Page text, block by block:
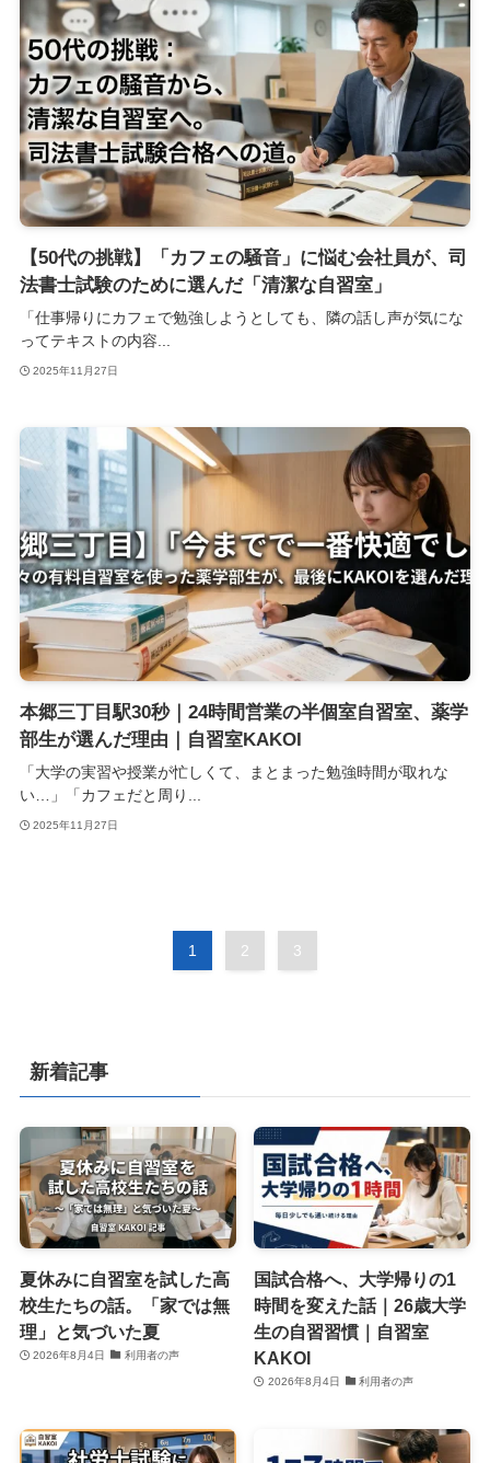
【50代の挑戦】「カフェの騒音」に悩む会社員が、司
法書士試験のために選んだ「清潔な自習室」
「仕事帰りにカフェで勉強しようとしても、隣の話し声が気にな
ってテキストの内容...
2025年11月27日
本郷三丁目駅30秒｜24時間営業の半個室自習室、薬学
部生が選んだ理由｜自習室KAKOI
「大学の実習や授業が忙しくて、まとまった勉強時間が取れな
い…」「カフェだと周り...
2025年11月27日
1 2 3
新着記事
夏休みに自習室を試した高
校生たちの話。「家では無
理」と気づいた夏
2026年8月4日 利用者の声
国試合格へ、大学帰りの1
時間を変えた話｜26歳大学
生の自習習慣｜自習室
KAKOI
2026年8月4日 利用者の声